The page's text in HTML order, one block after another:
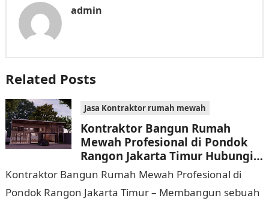
admin
Related Posts
Jasa Kontraktor rumah mewah
Kontraktor Bangun Rumah
Mewah Profesional di Pondok
Rangon Jakarta Timur Hubungi
0811 9933 588
Kontraktor Bangun Rumah Mewah Profesional di
Pondok Rangon Jakarta Timur – Membangun sebuah